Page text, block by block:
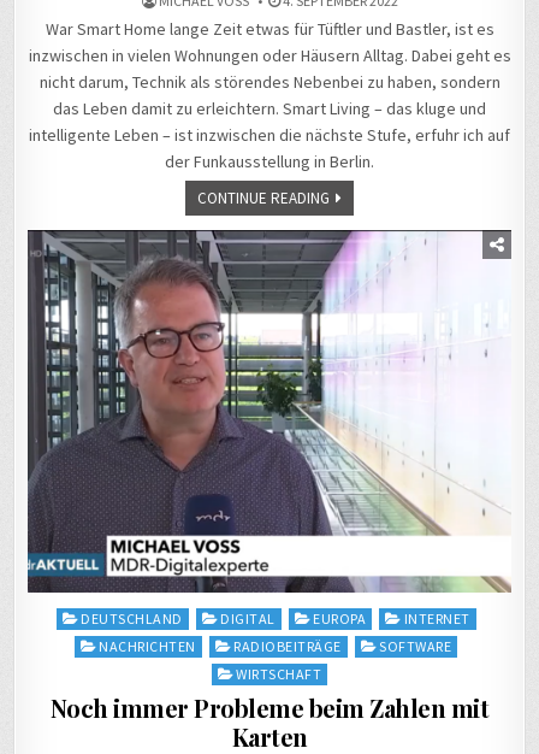
War Smart Home lange Zeit etwas für Tüftler und Bastler, ist es
inzwischen in vielen Wohnungen oder Häusern Alltag. Dabei geht es
nicht darum, Technik als störendes Nebenbei zu haben, sondern
das Leben damit zu erleichtern. Smart Living – das kluge und
intelligente Leben – ist inzwischen die nächste Stufe, erfuhr ich auf
der Funkausstellung in Berlin.
CONTINUE READING
Posted
DEUTSCHLAND DIGITAL EUROPA
INTERNET
NACHRICHTEN
RADIOBEITRÄGE
SOFTWARE
WIRTSCHAFT
Noch immer Probleme beim Zahlen mit
Karten